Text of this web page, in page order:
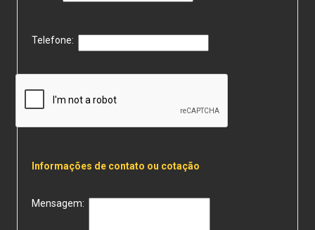
Telefone:
Informações de contato ou cotação
Mensagem: